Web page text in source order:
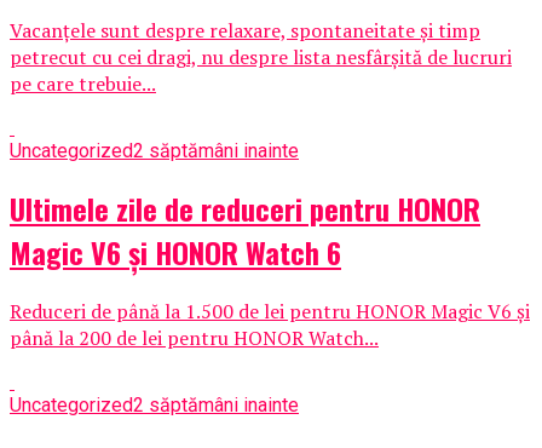
Vacanțele sunt despre relaxare, spontaneitate și timp
petrecut cu cei dragi, nu despre lista nesfârșită de lucruri
pe care trebuie...
Uncategorized2 săptămâni inainte
Ultimele zile de reduceri pentru HONOR
Magic V6 și HONOR Watch 6
Reduceri de până la 1.500 de lei pentru HONOR Magic V6 și
până la 200 de lei pentru HONOR Watch...
Uncategorized2 săptămâni inainte